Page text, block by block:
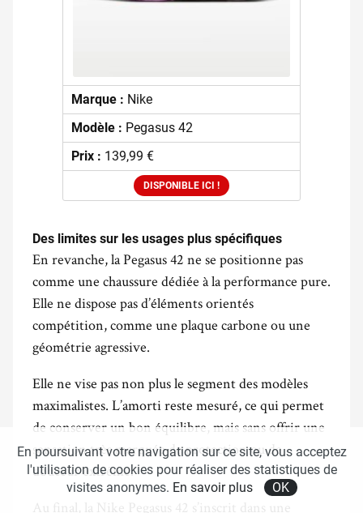
Marque : Nike
Modèle : Pegasus 42
Prix : 139,99 €
DISPONIBLE ICI !
Des limites sur les usages plus spécifiques
En revanche, la Pegasus 42 ne se positionne pas
comme une chaussure dédiée à la performance pure.
Elle ne dispose pas d’éléments orientés
compétition, comme une plaque carbone ou une
géométrie agressive.
Elle ne vise pas non plus le segment des modèles
maximalistes. L’amorti reste mesuré, ce qui permet
de conserver un bon équilibre, mais sans offrir une
sensation très marquée de protection ou de
douceur extrême.
En poursuivant votre navigation sur ce site, vous acceptez
l'utilisation de cookies pour réaliser des statistiques de
visites anonymes. En savoir plus OK